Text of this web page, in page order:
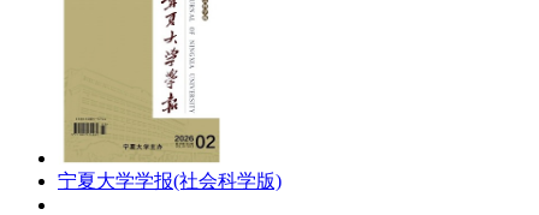
宁夏大学学报(社会科学版)